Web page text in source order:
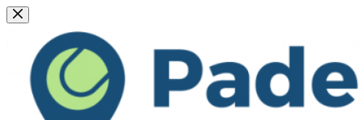
Zum
Inhalt
springen